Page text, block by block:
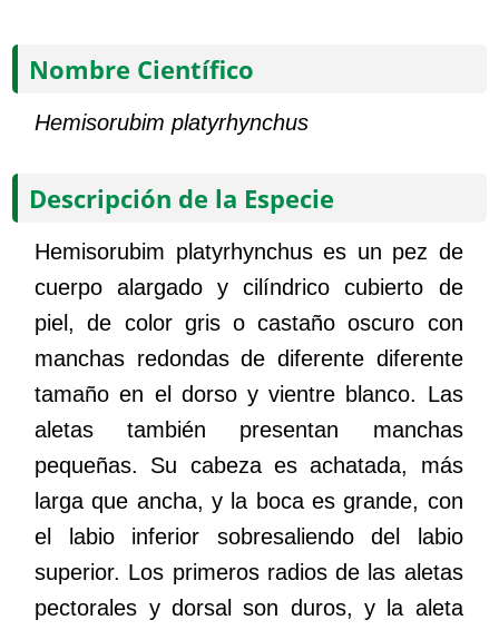
Nombre Científico
Hemisorubim platyrhynchus
Descripción de la Especie
Hemisorubim platyrhynchus es un pez de
cuerpo alargado y cilíndrico cubierto de
piel, de color gris o castaño oscuro con
manchas redondas de diferente diferente
tamaño en el dorso y vientre blanco. Las
aletas también presentan manchas
pequeñas. Su cabeza es achatada, más
larga que ancha, y la boca es grande, con
el labio inferior sobresaliendo del labio
superior. Los primeros radios de las aletas
pectorales y dorsal son duros, y la aleta